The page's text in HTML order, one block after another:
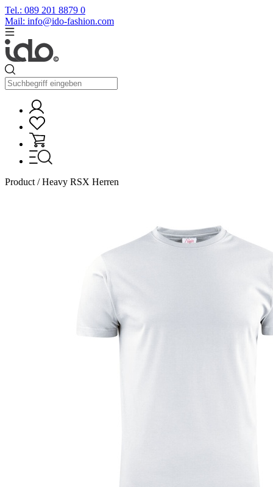
Tel.: 089 201 8879 0
Mail: info@ido-fashion.com
Product / Heavy RSX Herren